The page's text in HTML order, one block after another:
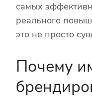
самых
реального
это не просто
Почему